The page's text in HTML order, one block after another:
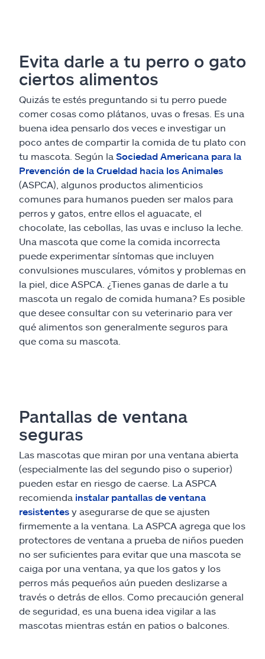
Evita darle a tu perro o gato
ciertos alimentos
Quizás te estés preguntando si tu perro puede
comer cosas como plátanos, uvas o fresas. Es una
buena idea pensarlo dos veces e investigar un
poco antes de compartir la comida de tu plato con
tu mascota. Según la Sociedad Americana para la
Prevención de la Crueldad hacia los Animales
(ASPCA), algunos productos alimenticios
comunes para humanos pueden ser malos para
perros y gatos, entre ellos el aguacate, el
chocolate, las cebollas, las uvas e incluso la leche.
Una mascota que come la comida incorrecta
puede experimentar síntomas que incluyen
convulsiones musculares, vómitos y problemas en
la piel, dice ASPCA. ¿Tienes ganas de darle a tu
mascota un regalo de comida humana? Es posible
que desee consultar con su veterinario para ver
qué alimentos son generalmente seguros para
que coma su mascota.
Pantallas de ventana
seguras
Las mascotas que miran por una ventana abierta
(especialmente las del segundo piso o superior)
pueden estar en riesgo de caerse. La ASPCA
recomienda instalar pantallas de ventana
resistentes y asegurarse de que se ajusten
firmemente a la ventana. La ASPCA agrega que los
protectores de ventana a prueba de niños pueden
no ser suficientes para evitar que una mascota se
caiga por una ventana, ya que los gatos y los
perros más pequeños aún pueden deslizarse a
través o detrás de ellos. Como precaución general
de seguridad, es una buena idea vigilar a las
mascotas mientras están en patios o balcones.